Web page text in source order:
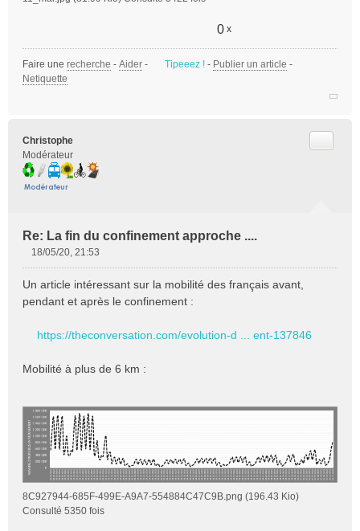
0 x
Faire une recherche - Aider - Tipeeez ! - Publier un article -
Netiquette
Christophe
Modérateur
Re: La fin du confinement approche ....
s
s
l
u
18/05/20, 21:53
Un article intéressant sur la mobilité des français avant,
pendant et après le confinement :
https://theconversation.com/evolution-d ... ent-137846
Mobilité à plus de 6 km :
8C927944-685F-499E-A9A7-554884C47C9B.png (196.43 Kio)
Consulté 5350 fois